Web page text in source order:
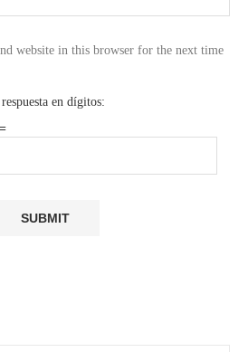
website in this browser for the next time
en dígitos: